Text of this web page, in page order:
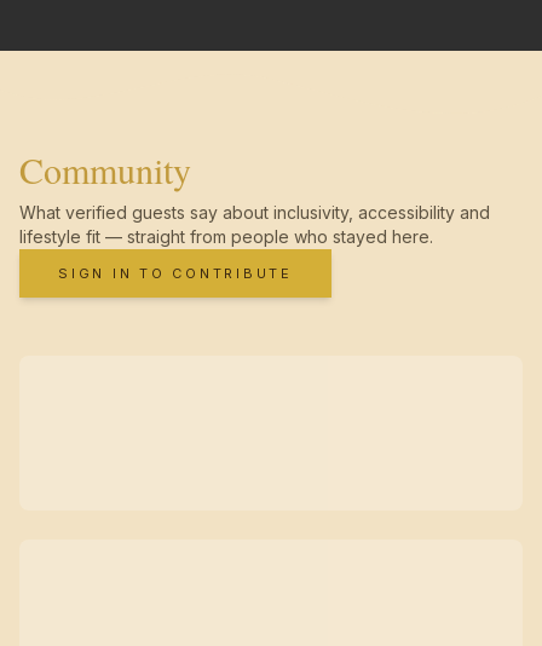
Community
What verified guests say about inclusivity, accessibility and
lifestyle fit — straight from people who stayed here.
SIGN IN TO CONTRIBUTE